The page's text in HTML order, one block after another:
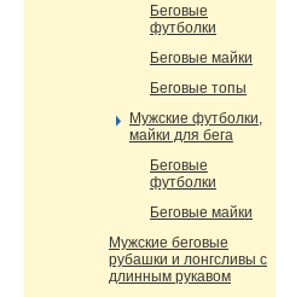
Беговые
футболки
Беговые майки
Беговые топы
Мужские футболки,
майки для бега
Беговые
футболки
Беговые майки
Мужские беговые
рубашки и лонгсливы с
длинным рукавом